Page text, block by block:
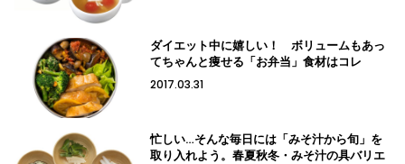
ダイエット中に嬉しい！ ボリュームもあっ
てちゃんと痩せる「お弁当」食材はコレ
2017.03.31
忙しい…そんな毎日には「みそ汁から旬」を
取り入れよう。春夏秋冬・みそ汁の具バリエ